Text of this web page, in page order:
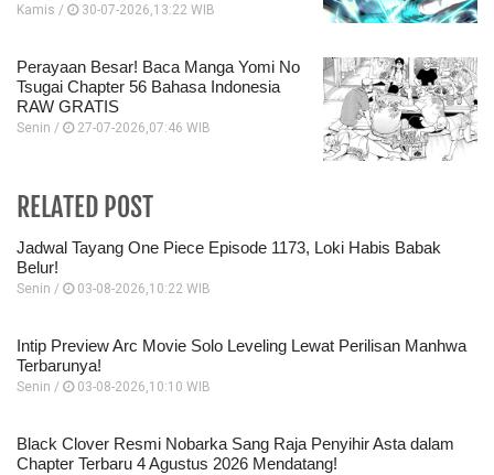
Kamis / 30-07-2026,13:22 WIB
Perayaan Besar! Baca Manga Yomi No
Tsugai Chapter 56 Bahasa Indonesia
RAW GRATIS
Senin / 27-07-2026,07:46 WIB
RELATED POST
Jadwal Tayang One Piece Episode 1173, Loki Habis Babak
Belur!
Senin / 03-08-2026,10:22 WIB
Intip Preview Arc Movie Solo Leveling Lewat Perilisan Manhwa
Terbarunya!
Senin / 03-08-2026,10:10 WIB
Black Clover Resmi Nobarka Sang Raja Penyihir Asta dalam
Chapter Terbaru 4 Agustus 2026 Mendatang!